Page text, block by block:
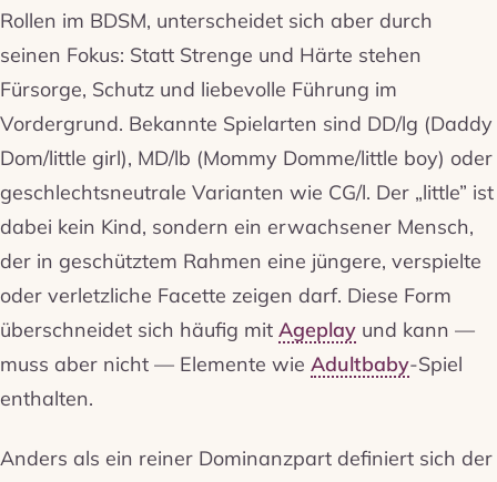
Rollen im BDSM, unterscheidet sich aber durch
seinen Fokus: Statt Strenge und Härte stehen
Fürsorge, Schutz und liebevolle Führung im
Vordergrund. Bekannte Spielarten sind DD/lg (Daddy
Dom/little girl), MD/lb (Mommy Domme/little boy) oder
geschlechtsneutrale Varianten wie CG/l. Der „little” ist
dabei kein Kind, sondern ein erwachsener Mensch,
der in geschütztem Rahmen eine jüngere, verspielte
oder verletzliche Facette zeigen darf. Diese Form
überschneidet sich häufig mit Ageplay und kann —
muss aber nicht — Elemente wie Adultbaby-Spiel
enthalten.
Anders als ein reiner Dominanzpart definiert sich der